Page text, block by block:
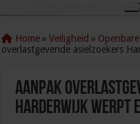
Home » Veiligheid »
overlastgevende asielzoekers
Aanpak
Harderwijk werpt